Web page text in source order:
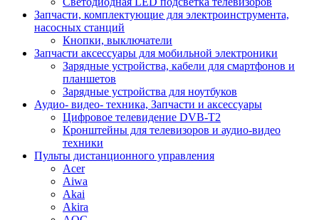
Запчасти, комплектующие для электроинструмента,
насосных станций
Кнопки, выключатели
Запчасти аксессуары для мобильной электроники
Зарядные устройства, кабели для смартфонов и
планшетов
Зарядные устройства для ноутбуков
Аудио- видео- техника, Запчасти и аксессуары
Цифровое телевидение DVB-T2
Кронштейны для телевизоров и аудио-видео
техники
Пульты дистанционного управления
Acer
Aiwa
Akai
Akira